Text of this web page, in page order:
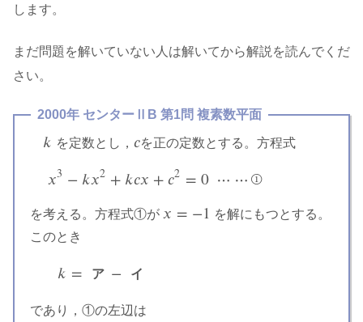
します。
まだ問題を解いていない人は解いてから解説を読んでくだ
さい。
2000年 センターⅡB 第1問 複素数平面
𝑘
k を定数とし， 𝑐
cを正の定数とする。方程式
𝑥3 − 𝑘𝑥2 + 𝑘𝑐𝑥 + 𝑐2 = 0 ⋯ ⋯①
x 3−kx 2+ kcx+ c2 =0 ⋯⋯①
を考える。方程式①が 𝑥 = −1
x= −1
を解にもつとする。
このとき
𝑘 = ア − イ
k= ア − イ
であり，①の左辺は